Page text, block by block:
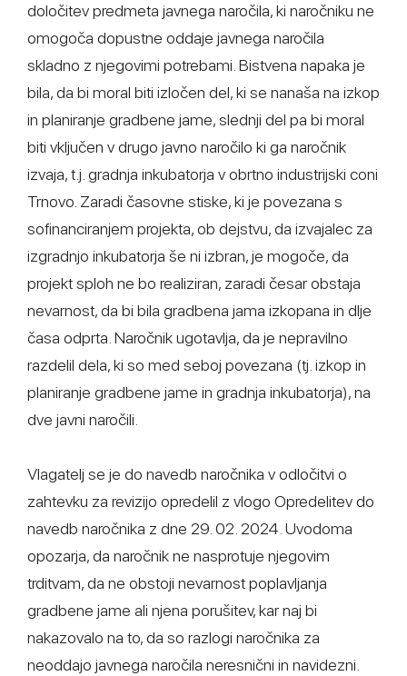
določitev predmeta javnega naročila, ki naročniku ne
omogoča dopustne oddaje javnega naročila
skladno z njegovimi potrebami. Bistvena napaka je
bila, da bi moral biti izločen del, ki se nanaša na izkop
in planiranje gradbene jame, slednji del pa bi moral
biti vključen v drugo javno naročilo ki ga naročnik
izvaja, t.j. gradnja inkubatorja v obrtno industrijski coni
Trnovo. Zaradi časovne stiske, ki je povezana s
sofinanciranjem projekta, ob dejstvu, da izvajalec za
izgradnjo inkubatorja še ni izbran, je mogoče, da
projekt sploh ne bo realiziran, zaradi česar obstaja
nevarnost, da bi bila gradbena jama izkopana in dlje
časa odprta. Naročnik ugotavlja, da je nepravilno
razdelil dela, ki so med seboj povezana (tj. izkop in
planiranje gradbene jame in gradnja inkubatorja), na
dve javni naročili.
Vlagatelj se je do navedb naročnika v odločitvi o
zahtevku za revizijo opredelil z vlogo Opredelitev do
navedb naročnika z dne 29. 02. 2024. Uvodoma
opozarja, da naročnik ne nasprotuje njegovim
trditvam, da ne obstoji nevarnost poplavljanja
gradbene jame ali njena porušitev, kar naj bi
nakazovalo na to, da so razlogi naročnika za
neoddajo javnega naročila neresnični in navidezni.